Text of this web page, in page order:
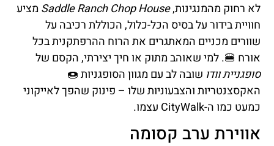
לא רחוק מהמנגינות,Saddle Ranch Chop House מציע
חוויית בידור על בסיס הכל-כלול, הכוללת רכיבה על
שוורים מכניים המאתגרים את הרוח ההרפתקנית בכל
אורח 🍔. למי שאוהב מתוק או חיך יצירתי, הקסם של
סופגניית וודו שובה לב עם מגוון הסופגניות 🍩
האקסצנטריות והצבעוניות שלו – פינוק שהפך לאייקוני
כמעט כמו ה-CityWalk עצמו.
אווירת ערב קסומה